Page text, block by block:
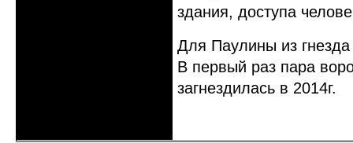
здания, доступа
Для Паулины из
В первый раз пара
загнездилась в 2014г.